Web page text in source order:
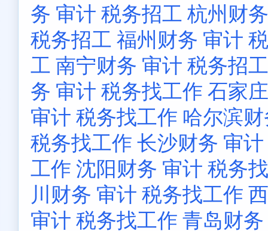
务 审计 税务招工 杭州财
税务招工 福州财务 审计
工 南宁财务 审计 税务招工
务 审计 税务找工作 石家
审计 税务找工作 哈尔滨
税务找工作 长沙财务 审
工作 沈阳财务 审计 税务
川财务 审计 税务找工作
审计 税务找工作 青岛财